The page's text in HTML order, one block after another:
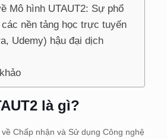
Mô hình UTAUT2: Sự phổ
các nền tảng học trực tuyến
Udemy) hậu đại dịch
là gì?
Chấp nhận và Sử dụng Công nghệ